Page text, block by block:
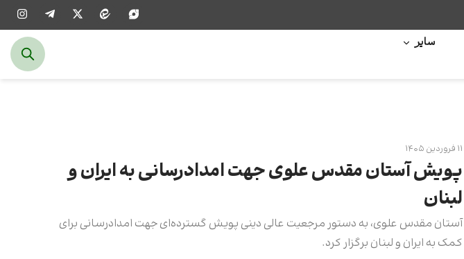
سایر
۱۱ فروردین ۱۴۰۵
پویش آستان مقدس علوی جهت امدادرسانی به ایران و
لبنان
آستان مقدس علوی، به دستور مرجعیت عالی دینی پویش گسترده‌ای جهت امدادرسانی برای
کمک به ایران و لبنان برگزار کرد.